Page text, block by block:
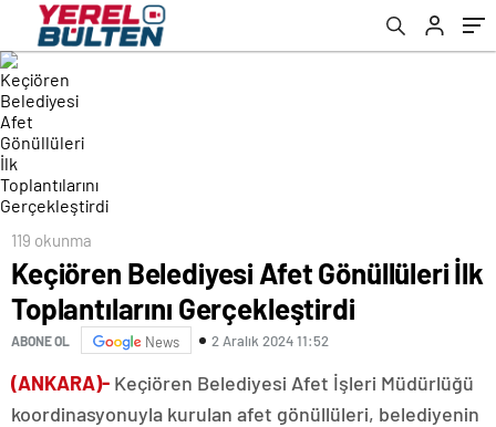
119 okunma
Keçiören Belediyesi Afet Gönüllüleri İlk
Toplantılarını Gerçekleştirdi
ABONE OL News 2 Aralık 2024 11:52
(ANKARA)- Keçiören Belediyesi Afet İşleri Müdürlüğü
koordinasyonuyla kurulan afet gönüllüleri, belediyenin